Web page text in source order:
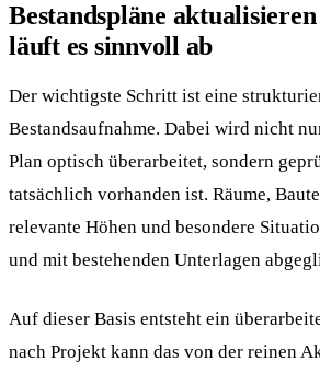
Bestandspläne aktualisieren
läuft es sinnvoll ab
Der wichtigste Schritt ist eine
Bestandsaufnahme. Dabei wird nicht
Plan optisch überarbeitet, sondern
tatsächlich vorhanden ist. Räume,
relevante Höhen und besondere
und mit bestehenden Unterlagen
Auf dieser Basis entsteht ein
nach Projekt kann das von der reinen